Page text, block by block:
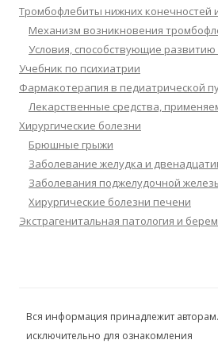
Тромбофлебиты нижних конечностей
Механизм возникновения
Условия, способствующие
Учебник по психиатрии
Фармакотерапия в педиатрической
Лекарственные средства,
Хирургические болезни
Брюшные грыжи
Заболевание желудка и
Заболевания поджелудочной
Хирургические болезни печени
Экстрагенитальная патология и
Вся информация принадлежит
исключительно для ознакомления